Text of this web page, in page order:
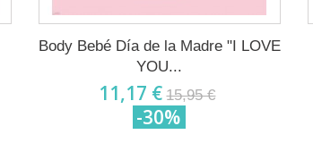
Body Bebé Día de la Madre "I LOVE
YOU...
11,17 € 15,95 €
-30%